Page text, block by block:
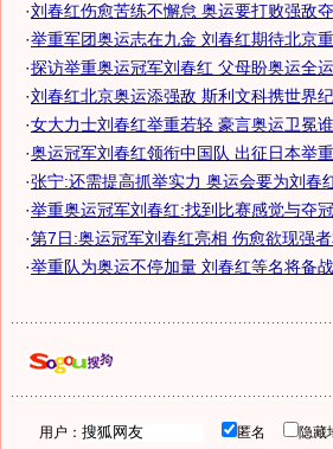
·刘春红伤愈苦练不懈怠 奥运要打败强敌
·举重军团奥运志在九金 刘春红期待北京重
·探访举重奥运冠军刘春红 父母盼奥运全运
·刘春红北京奥运添强敌 斯利文科携世界纪
·女大力士刘春红举重若轻 豪言奥运卫冕谁
·奥运冠军刘春红领衔中国队 出征日本举重
·张宁:还需提高抓举实力 奥运会要为刘春
·举重奥运冠军刘春红:找到比赛感觉与夺
·第7日:奥运冠军刘春红亮相 伤愈欲现强
·举重队为奥运不停加量 刘春红等名将备战
用户： 匿名 隐